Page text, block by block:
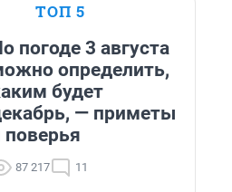
ТОП 5
погоде 3 августа
определить,
будет
— приметы
поверья
87 217 11